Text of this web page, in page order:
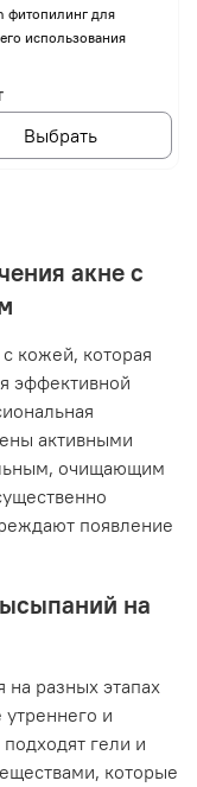
фитопилинг для
использования
Выбрать
акне с
кожей, которая
эффективной
активными
очищающим
появление
на
на разных этапах
и
гели и
которые